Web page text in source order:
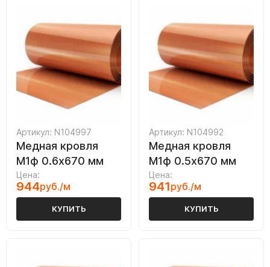
Артикул: N104997
Медная кровля
М1ф 0.6х670 мм
Цена:
944руб./м
КУПИТЬ
Артикул: N104992
Медная кровля
М1ф 0.5х670 мм
Цена:
941руб./м
КУПИТЬ